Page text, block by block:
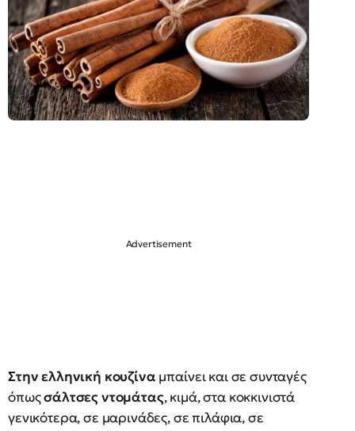
Στην ελληνική κουζίνα μπαίνει και σε συνταγές
όπωςσάλτσες ντομάτας, κιμά, στα κοκκινιστά
γενικότερα, σε μαρινάδες, σε πιλάφια, σε